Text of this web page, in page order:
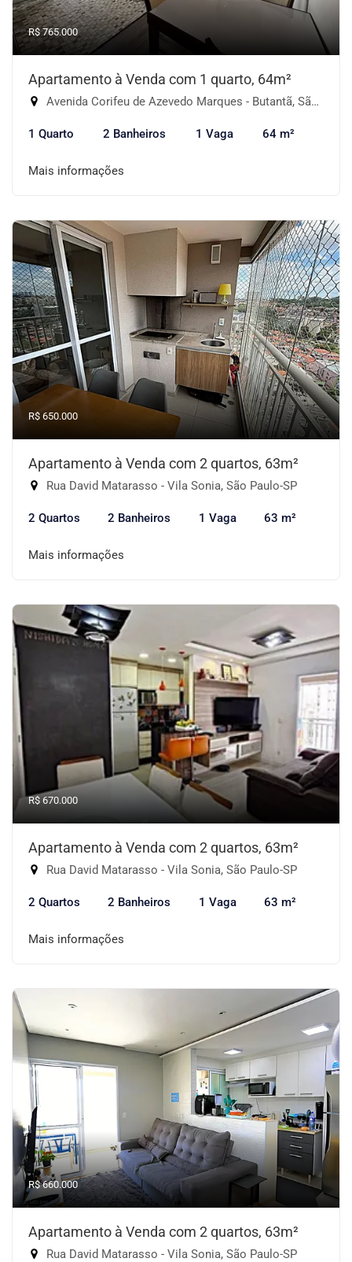
R$ 765.000
Apartamento à Venda com 1 quarto, 64m²
Avenida Corifeu de Azevedo Marques - Butantã, São Paulo-SP
1 Quarto 2 Banheiros 1 Vaga 64 m²
Mais informações
R$ 650.000
Apartamento à Venda com 2 quartos, 63m²
Rua David Matarasso - Vila Sonia, São Paulo-SP
2 Quartos 2 Banheiros 1 Vaga 63 m²
Mais informações
R$ 670.000
Apartamento à Venda com 2 quartos, 63m²
Rua David Matarasso - Vila Sonia, São Paulo-SP
2 Quartos 2 Banheiros 1 Vaga 63 m²
Mais informações
R$ 660.000
Apartamento à Venda com 2 quartos, 63m²
Rua David Matarasso - Vila Sonia, São Paulo-SP